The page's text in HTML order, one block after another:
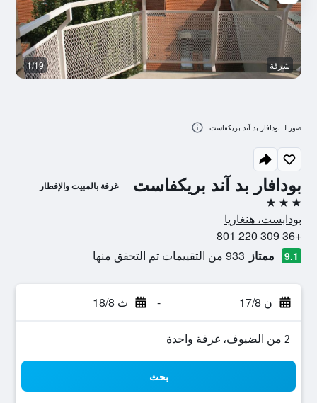
بودافار بد آند بريكفاست غرفة بالمبيت والإفطار
3 نجوم
بودابست، هنغاريا
+36 309 220 801
9.1 ممتاز 933 من التقييمات تم التحقق منها
ن 17/8 - ث 18/8
2 من الضيوف، غرفة واحدة
بحث
شرفة 1/19
صور لـ بودافار بد آند بريكفاست